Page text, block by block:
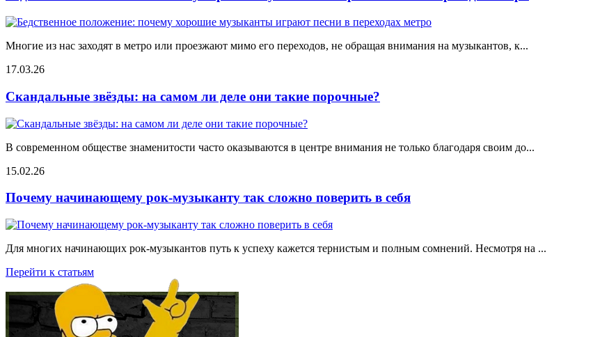
Многие из нас заходят в метро или проезжают мимо его переходов, не обращая внимания на музыкантов, к...
17.03.26
Скандальные звёзды: на самом ли деле они такие порочные?
В современном обществе знаменитости часто оказываются в центре внимания не только благодаря своим до...
15.02.26
Почему начинающему рок-музыканту так сложно поверить в себя
Для многих начинающих рок-музыкантов путь к успеху кажется тернистым и полным сомнений. Несмотря на ...
Перейти к статьям